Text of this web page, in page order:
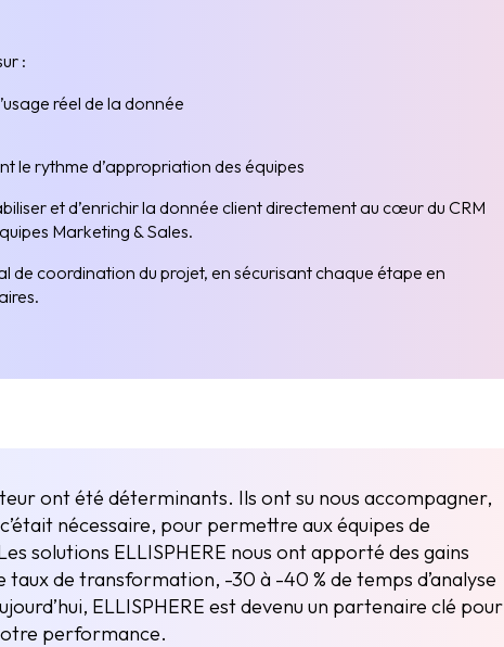
:
réel de la donnée
le rythme d’appropriation des équipes
et d’enrichir la donnée client directement au cœur du CRM
Marketing & Sales.
de coordination du projet, en sécurisant chaque étape en
ont été déterminants. Ils ont su nous accompagner,
nécessaire, pour permettre aux équipes de
solutions ELLISPHERE nous ont apporté des gains
taux de transformation, -30 à -40 % de temps d’analyse
ELLISPHERE est devenu un partenaire clé pour
performance.